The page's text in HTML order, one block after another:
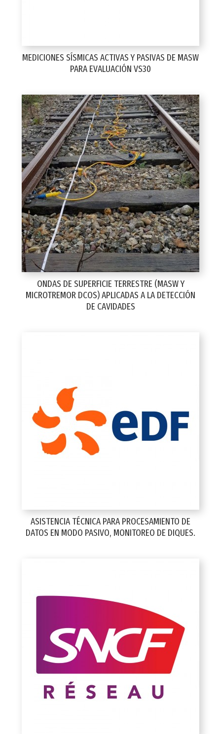
MEDICIONES SÍSMICAS ACTIVAS Y PASIVAS DE MASW
PARA EVALUACIÓN VS30
ONDAS DE SUPERFICIE TERRESTRE (MASW Y
MICROTREMOR DCOS) APLICADAS A LA DETECCIÓN
DE CAVIDADES
ASISTENCIA TÉCNICA PARA PROCESAMIENTO DE
DATOS EN MODO PASIVO, MONITOREO DE DIQUES.